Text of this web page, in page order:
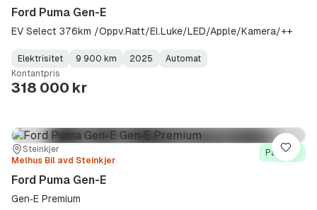
Ford Puma Gen-E
EV Select 376km /Oppv.Ratt/El.Luke/LED/Apple/Kamera/++
Fuel
Type:
Elektrisitet
Kilometerstand:
9 900 km
Model
Year:
2025
Gearbox
Type:
Automat
Kontantpris
318 000 kr
Sted:
Steinkjer
Forhandler:
Melhus Bil avd Steinkjer
På lager
Ford Puma Gen-E
Gen‑E Premium
Lagre